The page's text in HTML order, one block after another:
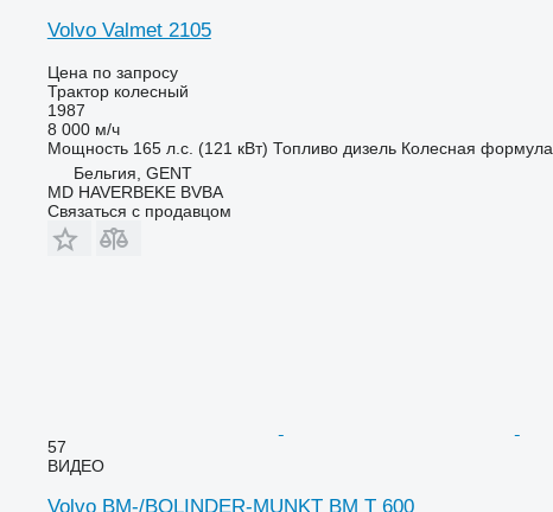
Volvo Valmet 2105
Цена по запросу
Трактор колесный
1987
8 000 м/ч
Мощность 165 л.с. (121 кВт) Топливо дизель Колесная формула
Бельгия, GENT
MD HAVERBEKE BVBA
Связаться с продавцом
57
ВИДЕО
Volvo BM-/BOLINDER-MUNKT BM T 600